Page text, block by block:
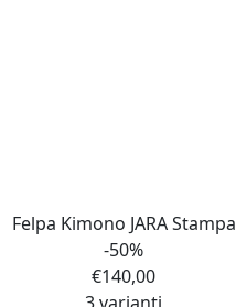
Felpa Kimono JARA Stampa
-50%
€140,00